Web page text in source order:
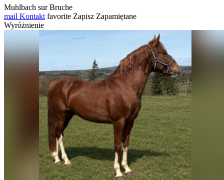
Muhlbach sur Bruche
mail Kontakt favorite Zapisz Zapamiętane
Wyróżnienie